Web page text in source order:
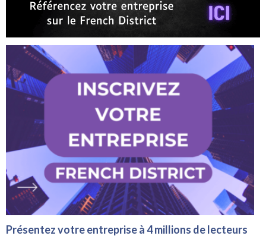
Présentez votre entreprise à 4 millions de lecteurs